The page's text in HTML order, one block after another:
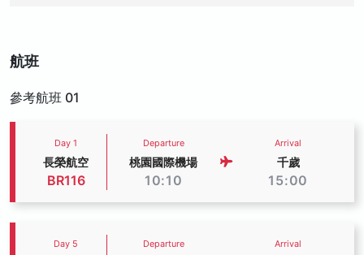
航班
參考航班 01
Day 1
長榮航空
BR116
Departure
桃園國際機場
10:10
Arrival
千歲
15:00
Day 5 Departure Arrival